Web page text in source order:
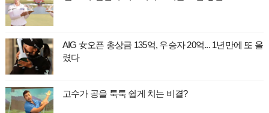
AIG 女오픈 총상금 135억, 우승자 20억... 1년만에 또 올
렸다
고수가 공을 툭툭 쉽게 치는 비결?